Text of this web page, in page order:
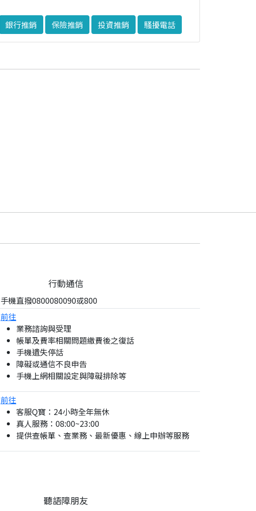
銀行推銷 保險推銷 投資推銷 騷擾電話
行動通信
手機直撥0800080090或800
前往
業務諮詢與受理
帳單及費率相關問題繳費後之復話
手機遺失停話
障礙或通信不良申告
手機上網相關設定與障礙排除等
前往
客服Q寶：24小時全年無休
真人服務：08:00~23:00
提供查帳單、查業務、最新優惠、線上申辦等服務
聽語障朋友